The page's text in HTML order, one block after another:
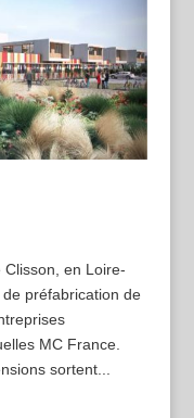
en Loire-
préfabrication de
MC France.
sortent...